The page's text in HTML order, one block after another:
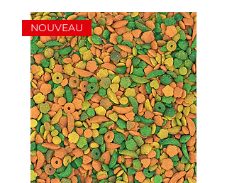
NOUVEAU